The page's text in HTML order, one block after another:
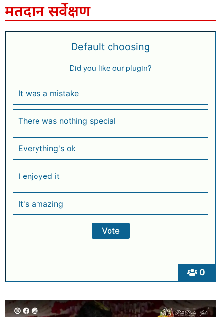
मतदान सर्वेक्षण
0
Default choosing
Did you like our plugin?
It was a mistake
There was nothing special
Everything's ok
I enjoyed it
It's amazing